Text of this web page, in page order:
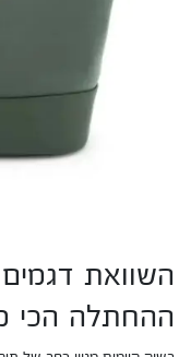
השוואת
ההחתלה הכי